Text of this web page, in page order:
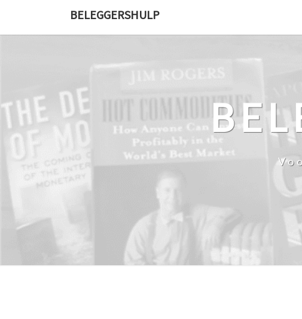
BELEGGERSHULP